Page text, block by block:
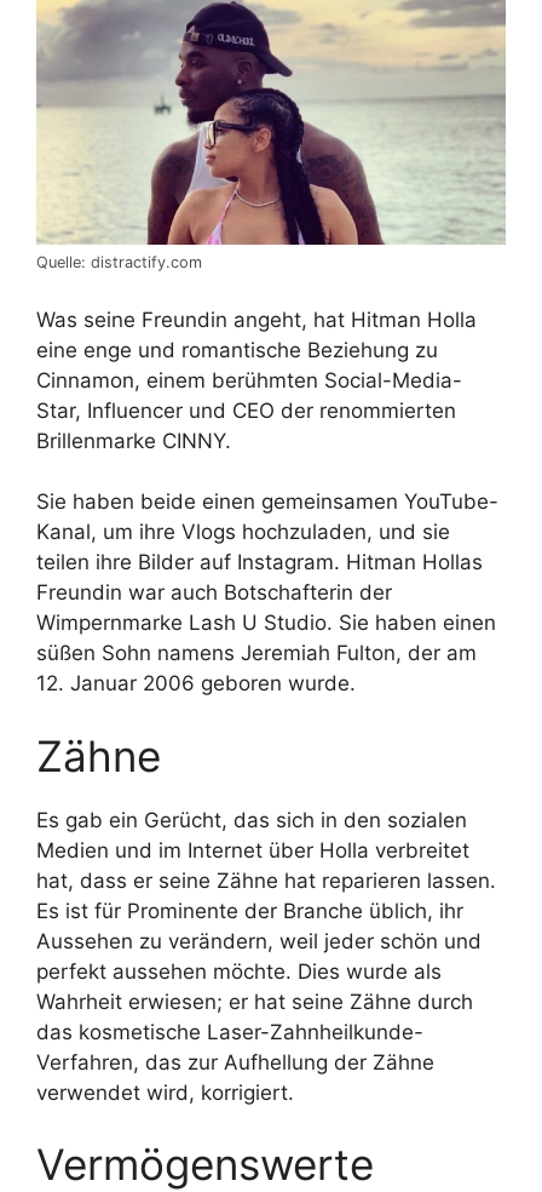
Quelle: distractify.com
Was seine Freundin angeht, hat Hitman Holla
eine enge und romantische Beziehung zu
Cinnamon, einem berühmten Social-Media-
Star, Influencer und CEO der renommierten
Brillenmarke CINNY.
Sie haben beide einen gemeinsamen YouTube-
Kanal, um ihre Vlogs hochzuladen, und sie
teilen ihre Bilder auf Instagram. Hitman Hollas
Freundin war auch Botschafterin der
Wimpernmarke Lash U Studio. Sie haben einen
süßen Sohn namens Jeremiah Fulton, der am
12. Januar 2006 geboren wurde.
Zähne
Es gab ein Gerücht, das sich in den sozialen
Medien und im Internet über Holla verbreitet
hat, dass er seine Zähne hat reparieren lassen.
Es ist für Prominente der Branche üblich, ihr
Aussehen zu verändern, weil jeder schön und
perfekt aussehen möchte. Dies wurde als
Wahrheit erwiesen; er hat seine Zähne durch
das kosmetische Laser-Zahnheilkunde-
Verfahren, das zur Aufhellung der Zähne
verwendet wird, korrigiert.
Vermögenswerte